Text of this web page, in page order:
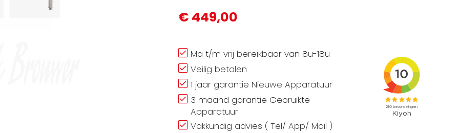
€ 449,00
Ma t/m vrij bereikbaar van 8u-18u
Veilig betalen
1 jaar garantie Nieuwe Apparatuur
3 maand garantie Gebruikte
Apparatuur
Vakkundig advies ( Tel/ App/ Mail )